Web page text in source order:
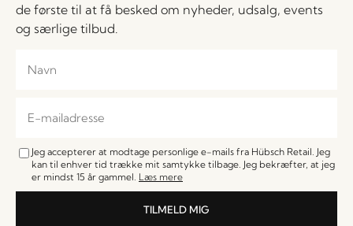
de første til at få besked om nyheder, udsalg, events
og særlige tilbud.
Jeg accepterer at modtage personlige e-mails fra Hübsch Retail. Jeg
kan til enhver tid trække mit samtykke tilbage. Jeg bekræfter, at jeg
er mindst 15 år gammel. Læs mere
TILMELD MIG